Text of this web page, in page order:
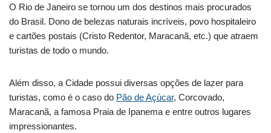
O Rio de Janeiro se tornou um dos destinos mais procurados
do Brasil. Dono de belezas naturais incríveis, povo hospitaleiro
e cartões postais (Cristo Redentor, Maracanã, etc.) que atraem
turistas de todo o mundo.
Além disso, a Cidade possui diversas opções de lazer para
turistas, como é o caso do Pão de Açúcar, Corcovado,
Maracanã, a famosa Praia de Ipanema e entre outros lugares
impressionantes.